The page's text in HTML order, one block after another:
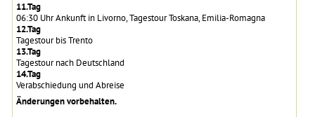
11.Tag
06:30 Uhr Ankunft in Livorno, Tagestour Toskana, Emilia-Romagna
12.Tag
Tagestour bis Trento
13.Tag
Tagestour nach Deutschland
14.Tag
Verabschiedung und Abreise
Änderungen vorbehalten.